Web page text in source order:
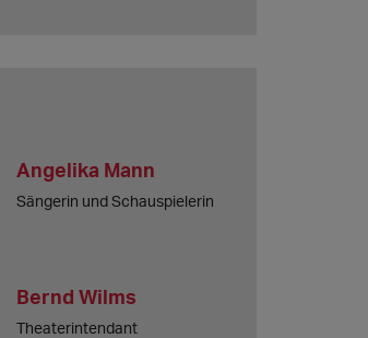
Angelika Mann
Sängerin und Schauspielerin
Bernd Wilms
Theaterintendant